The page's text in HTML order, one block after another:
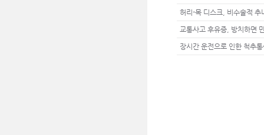
허리-목 디스크, 비수술적
교통사고 후유증, 방치하면
장시간 운전으로 인한 척추